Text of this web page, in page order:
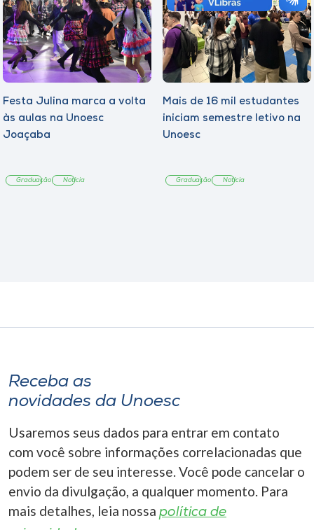
Festa Julina marca a volta
às aulas na Unoesc
Joaçaba
Graduação Notícia
Mais de 16 mil estudantes
iniciam semestre letivo na
Unoesc
Graduação Notícia
Receba as
novidades da Unoesc
Usaremos seus dados para entrar em contato
com você sobre informações correlacionadas que
podem ser de seu interesse. Você pode cancelar o
envio da divulgação, a qualquer momento. Para
mais detalhes, leia nossa política de